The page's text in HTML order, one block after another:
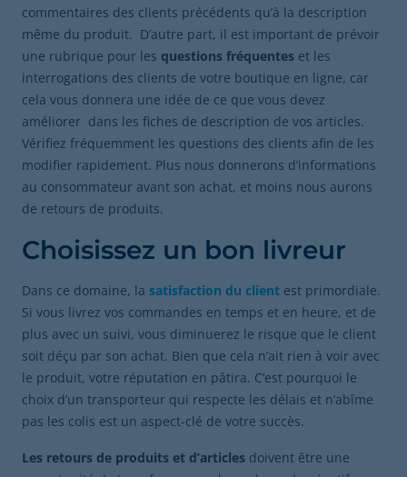
commentaires des clients précédents qu’à la description
même du produit. D’autre part, il est important de prévoir
une rubrique pour les questions fréquentes et les
interrogations des clients de votre boutique en ligne, car
cela vous donnera une idée de ce que vous devez
améliorer dans les fiches de description de vos articles.
Vérifiez fréquemment les questions des clients afin de les
modifier rapidement. Plus nous donnerons d’informations
au consommateur avant son achat, et moins nous aurons
de retours de produits.
Choisissez un bon livreur
Dans ce domaine, la satisfaction du client est primordiale.
Si vous livrez vos commandes en temps et en heure, et de
plus avec un suivi, vous diminuerez le risque que le client
soit déçu par son achat. Bien que cela n’ait rien à voir avec
le produit, votre réputation en pâtira. C’est pourquoi le
choix d’un transporteur qui respecte les délais et n’abîme
pas les colis est un aspect-clé de votre succès.
Les retours de produits et d’articles doivent être une